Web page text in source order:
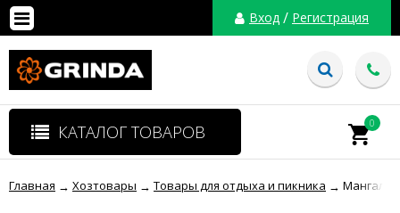
Вход / Регистрация
КАТАЛОГ ТОВАРОВ 0
Главная → Хозтовары → Товары для отдыха и пикника → Мангал